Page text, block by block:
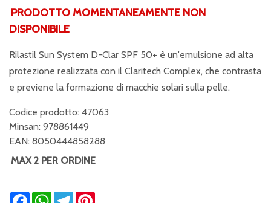
PRODOTTO MOMENTANEAMENTE NON
DISPONIBILE
Rilastil Sun System D-Clar SPF 50+ è un'emulsione ad alta
protezione realizzata con il Claritech Complex, che contrasta
e previene la formazione di macchie solari sulla pelle.
Codice prodotto: 47063
Minsan: 978861449
EAN: 8050444858288
MAX 2 PER ORDINE
FacebookWhatsApp
Telegram